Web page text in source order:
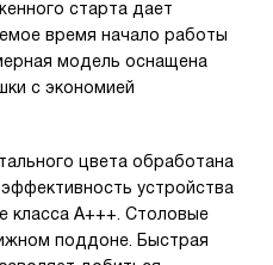
старта дает
время начало работы
модель оснащена
с экономией
цвета обработана
устройства
класса A+++. Столовые
поддоне. Быстрая